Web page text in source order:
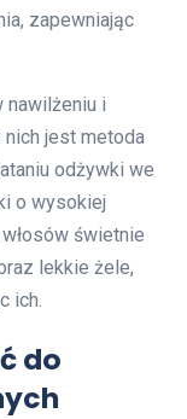
zapewniając
nawilżeniu i
nich jest metoda
odżywki we
o wysokiej
świetnie
lekkie żele,
ich.
do